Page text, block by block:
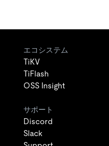
エコシステム
TiKV
TiFlash
OSS Insight
サポート
Discord
Slack